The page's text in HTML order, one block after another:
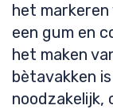
het
een gum en
het maken
bètavakken